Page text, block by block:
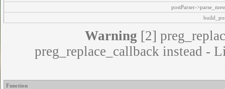
postParser-
Warning [2]
preg_replace_callback instead -
Function